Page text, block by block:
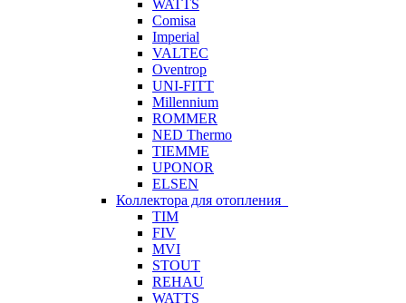
WATTS
Comisa
Imperial
VALTEC
Oventrop
UNI-FITT
Millennium
ROMMER
NED Thermo
TIEMME
UPONOR
ELSEN
Коллектора для отопления
TIM
FIV
MVI
STOUT
REHAU
WATTS